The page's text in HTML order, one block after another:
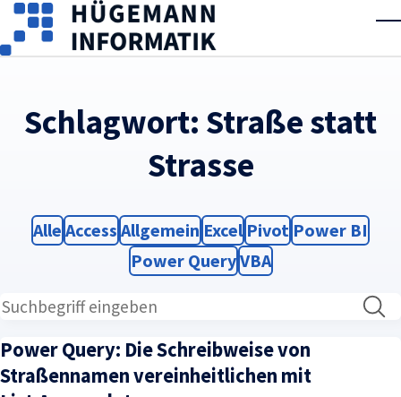
Skip to main content
Schlagwort: Straße statt
Strasse
Filter
Alle Filter
Access Filter
Allgemein Filter
Excel Filter
Pivot Filter
Power BI
Filter
Power QueryFilter
VBA
Power Query: Die Schreibweise von
Straßennamen vereinheitlichen mit